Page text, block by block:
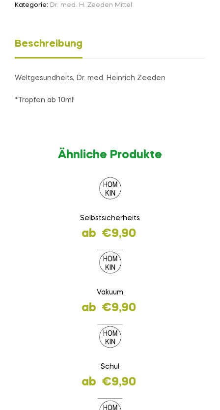
Kategorie: Dr. med. H. Zeeden Mittel
Beschreibung
Weltgesundheits, Dr. med. Heinrich Zeeden
*Tropfen ab 10ml!
Ähnliche Produkte
Selbstsicherheits
ab €9,90
Vakuum
ab €9,90
Schul
ab €9,90